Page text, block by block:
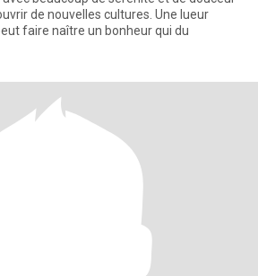
de nouvelles cultures. Une lueur
faire naître un bonheur qui du